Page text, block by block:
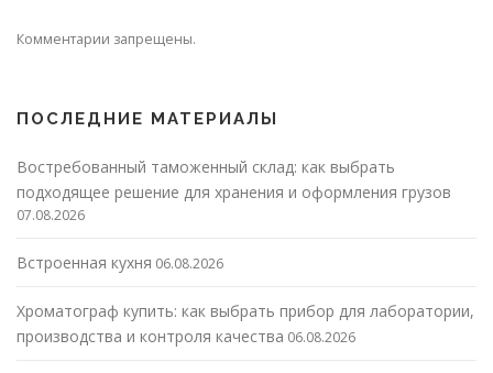
Комментарии запрещены.
ПОСЛЕДНИЕ МАТЕРИАЛЫ
Востребованный таможенный склад: как выбрать
подходящее решение для хранения и оформления грузов
07.08.2026
Встроенная кухня 06.08.2026
Хроматограф купить: как выбрать прибор для лаборатории,
производства и контроля качества 06.08.2026